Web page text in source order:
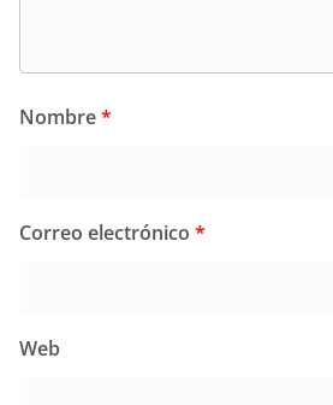
Nombre*
Correo electrónico *
Web